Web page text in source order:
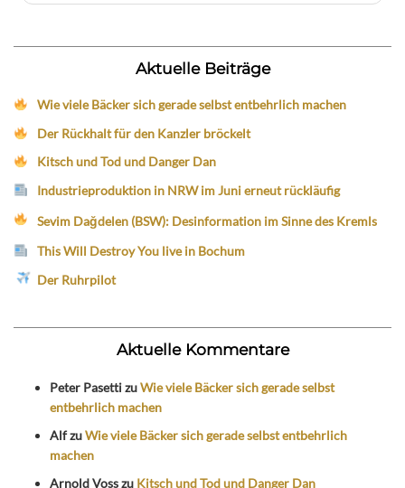
Aktuelle Beiträge
Wie viele Bäcker sich gerade selbst entbehrlich machen
Der Rückhalt für den Kanzler bröckelt
Kitsch und Tod und Danger Dan
Industrieproduktion in NRW im Juni erneut rückläufig
Sevim Dağdelen (BSW): Desinformation im Sinne des Kremls
This Will Destroy You live in Bochum
Der Ruhrpilot
Aktuelle Kommentare
Peter PasettizuWie viele Bäcker sich gerade selbst
entbehrlich machen
AlfzuWie viele Bäcker sich gerade selbst entbehrlich
machen
Arnold Vosszu Kitsch und Tod und Danger Dan